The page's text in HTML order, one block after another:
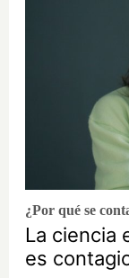
¿Por qué se
La ciencia
es